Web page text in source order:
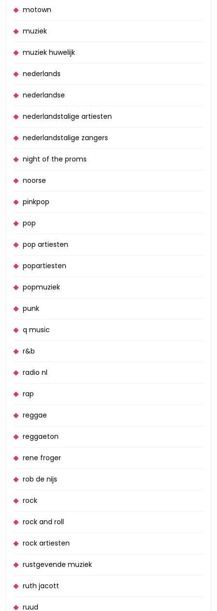
motown
muziek
muziek huwelijk
nederlands
nederlandse
nederlandstalige artiesten
nederlandstalige zangers
night of the proms
noorse
pinkpop
pop
pop artiesten
popartiesten
popmuziek
punk
q music
r&b
radio nl
rap
reggae
reggaeton
rene froger
rob de nijs
rock
rock and roll
rock artiesten
rustgevende muziek
ruth jacott
ruud